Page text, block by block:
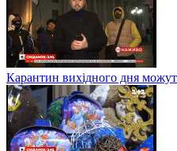
Карантин вихідного дня